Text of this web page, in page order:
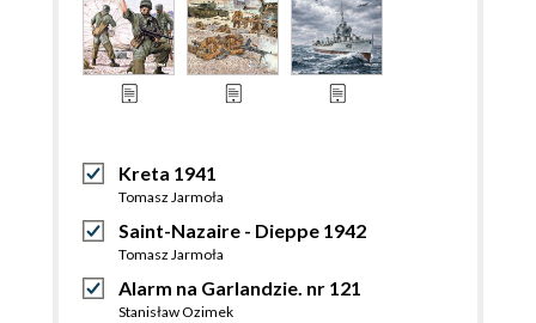
Kreta 1941
Tomasz Jarmoła
Saint-Nazaire - Dieppe 1942
Tomasz Jarmoła
Alarm na Garlandzie. nr 121
Stanisław Ozimek